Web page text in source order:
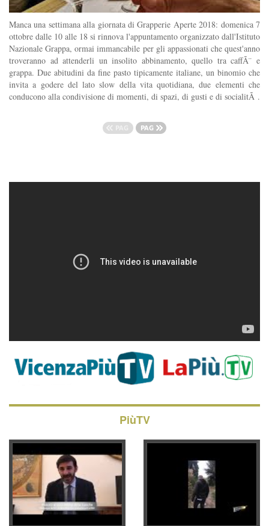
Manca una settimana alla giornata di Grapperie Aperte 2018: domenica 7
ottobre dalle 10 alle 18 si rinnova l'appuntamento organizzato dall'Istituto
Nazionale Grappa, ormai immancabile per gli appassionati che quest'anno
troveranno ad attenderli un insolito abbinamento, quello tra caffÃ¨ e
grappa. Due abitudini da fine pasto tipicamente italiane, un binomio che
invita a godere del lato slow della vita quotidiana, due elementi che
conducono alla condivisione di momenti, di spazi, di gusti e di socialitÃ .
PiùTV